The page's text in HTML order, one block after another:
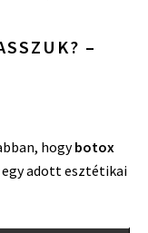
–
hogybotox
adott esztétikai